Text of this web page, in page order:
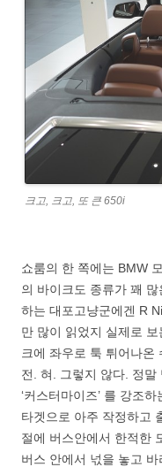
크고, 크고, 또 큰 650i
쇼룸의 한 쪽에는 BMW
의 바이크도 종류가 꽤
하는 대포고냥군에겐 R
만 많이 읽었지 실제로
크에 좌우로 툭 튀어나온
전. 혀. 그렇지 않다. 정말
‘커스터마이즈’ 를 강조
타겟으로 아주 작정하고
절에 버스안에서 한적한
버스 안에서 넋을 놓고